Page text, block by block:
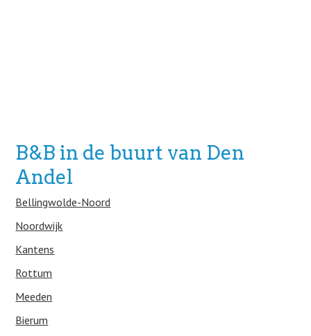
B&B in de buurt van Den
Andel
Bellingwolde-Noord
Noordwijk
Kantens
Rottum
Meeden
Bierum